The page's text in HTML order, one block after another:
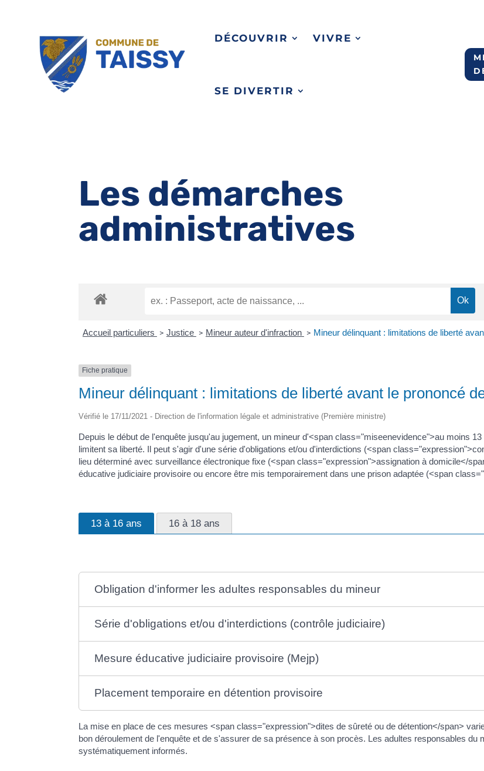
DÉCOUVRIR VIVRE
SE DIVERTIR
Les démarches
administratives
Accueil particuliers > Justice > Mineur auteur d'infraction > Mineur délinquant : limitations de liberté
Fiche pratique
Mineur délinquant : limitations de liberté avant le prononcé
Vérifié le 17/11/2021 - Direction de l'information légale et administrative (Première ministre)
Depuis le début de l'enquête jusqu'au jugement, un mineur d'<span class="miseenevidence">au moins
limitent sa liberté. Il peut s'agir d'une série d'obligations et/ou d'interdictions (<span
lieu déterminé avec surveillance électronique fixe (<span class="expression">assignation à domicile</
éducative judiciaire provisoire ou encore être mis temporairement dans une prison adaptée (<span
13 à 16 ans 16 à 18 ans
Obligation d'informer les adultes responsables du mineur
Série d'obligations et/ou d'interdictions (contrôle judiciaire)
Mesure éducative judiciaire provisoire (Mejp)
Placement temporaire en détention provisoire
La mise en place de ces mesures <span class="expression">dites de sûreté ou de détention</span>
bon déroulement de l'enquête et de s'assurer de sa présence à son procès. Les adultes responsables du
systématiquement informés.